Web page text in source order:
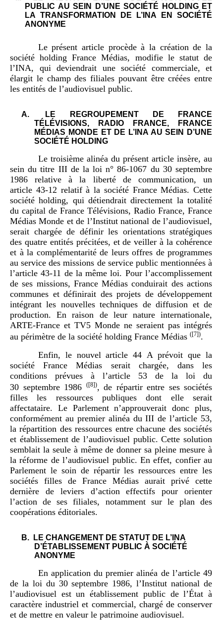
PUBLIC AU SEIN D’UNE SOCIÉTÉ HOLDING ET
LA TRANSFORMATION DE L’INA EN SOCIÉTÉ
ANONYME
Le présent article procède à la création de la
société holding France Médias, modifie le statut de
l’INA, qui deviendrait une société commerciale, et
élargit le champ des filiales pouvant être créées entre
les entités de l’audiovisuel public.
LE REGROUPEMENT DE FRANCE
TÉLÉVISIONS, RADIO FRANCE, FRANCE
MÉDIAS MONDE ET DE L’INA AU SEIN D’UNE
SOCIÉTÉ HOLDING
Le troisième alinéa du présent article insère, au
sein du titre III de la loi n° 86‑1067 du 30 septembre
1986 relative à la liberté de communication, un
article 43-12 relatif à la société France Médias. Cette
société holding, qui détiendrait directement la totalité
du capital de France Télévisions, Radio France, France
Médias Monde et de l’Institut national de l’audiovisuel,
serait chargée de définir les orientations stratégiques
des quatre entités précitées, et de veiller à la cohérence
et à la complémentarité de leurs offres de programmes
au service des missions de service public mentionnées à
l’article 43-11 de la même loi. Pour l’accomplissement
de ses missions, France Médias conduirait des actions
communes et définirait des projets de développement
intégrant les nouvelles techniques de diffusion et de
production. En raison de leur nature internationale,
ARTE-France et TV5 Monde ne seraient pas intégrés
au périmètre de la société holding France Médias ([7]).
Enfin, le nouvel article 44 A prévoit que la
société France Médias serait chargée, dans les
conditions prévues à l’article 53 de la loi du
30 septembre 1986
([8]), de répartir entre ses sociétés
filles les ressources publiques dont elle serait
affectataire. Le Parlement n’approuverait donc plus,
conformément au premier alinéa du III de l’article 53,
la répartition des ressources entre chacune des sociétés
et établissement de l’audiovisuel public. Cette solution
semblait la seule à même de donner sa pleine mesure à
la réforme de l’audiovisuel public. En effet, confier au
Parlement le soin de répartir les ressources entre les
sociétés filles de France Médias aurait privé cette
dernière de leviers d’action effectifs pour orienter
l’action de ses filiales, notamment sur le plan des
coopérations éditoriales.
LE CHANGEMENT DE STATUT DE L’INA
D’ÉTABLISSEMENT PUBLIC À SOCIÉTÉ
ANONYME
En application du premier alinéa de l’article 49
de la loi du 30 septembre 1986, l’Institut national de
l’audiovisuel est un établissement public de l’État à
caractère industriel et commercial, chargé de conserver
et de mettre en valeur le patrimoine audiovisuel.